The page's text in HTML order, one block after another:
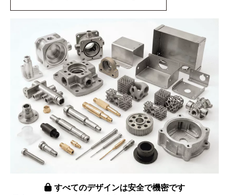
 すべてのデザインは安全で機密です